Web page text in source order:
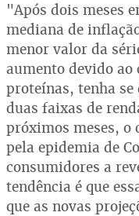
"Após dois meses
mediana de
menor valor da
aumento devido ao
proteínas, tenha
duas faixas de
próximos meses, o
pela epidemia de
consumidores a
tendência é que
que as novas